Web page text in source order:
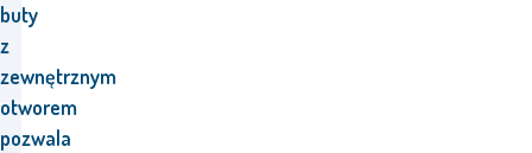
buty
z
zewnętrznym
otworem
pozwala